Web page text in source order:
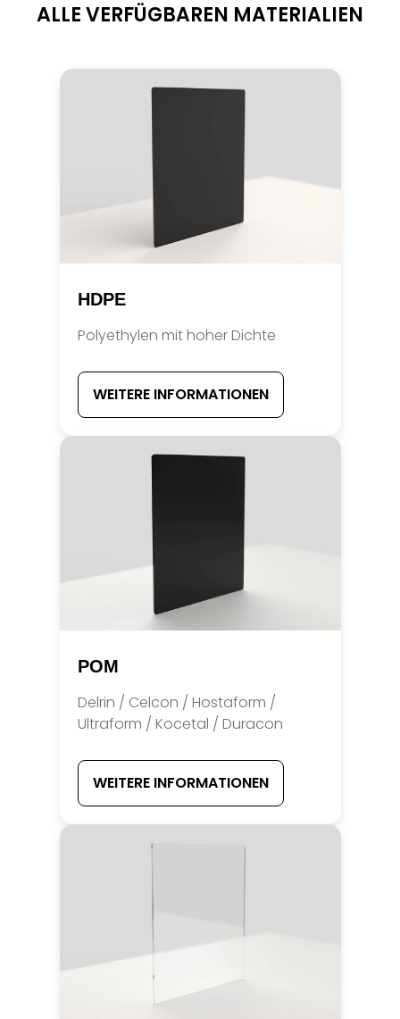
ALLE VERFÜGBAREN MATERIALIEN
HDPE
Polyethylen mit hoher Dichte
WEITERE INFORMATIONEN
POM
Delrin / Celcon / Hostaform /
Ultraform / Kocetal / Duracon
WEITERE INFORMATIONEN